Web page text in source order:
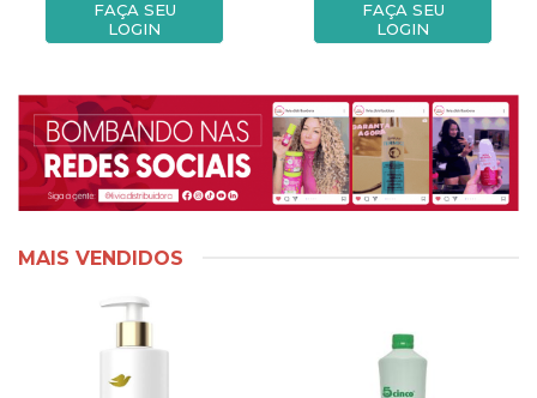
FAÇA SEU
LOGIN
FAÇA SEU
LOGIN
MAIS VENDIDOS